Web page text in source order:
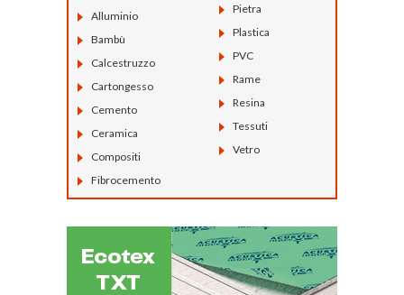
Alluminio
Bambù
Calcestruzzo
Cartongesso
Cemento
Ceramica
Compositi
Fibrocemento
Pietra
Plastica
PVC
Rame
Resina
Tessuti
Vetro